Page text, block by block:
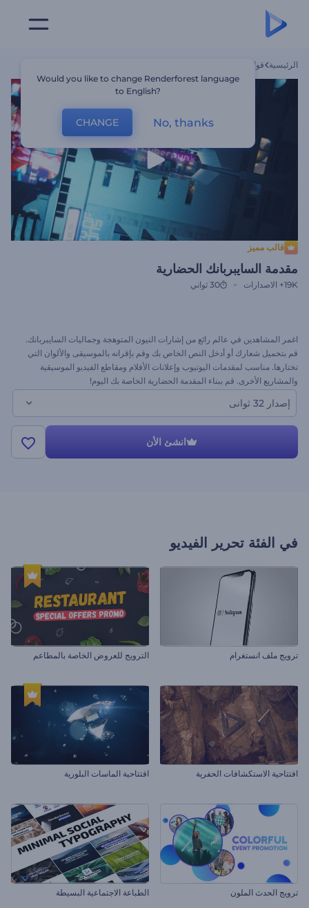
الرئيسية قوالب
قالب مميز
مقدمة السايبربانك الحضارية
19K+ الاصدارات 30 ثواني
اغمر المشاهدين في عالم رائع من إشارات النيون المتوهجة وجماليات السايبربانك.
قم بتحميل شعارك أو أدخل النص الخاص بك وقم بإقرانه بالموسيقى والألوان التي
تختارها. مناسب لمقدمات اليوتيوب وإعلانات الأفلام ومقاطع الفيديو الموسيقية
والمشاريع الأخرى. قم ببناء المقدمة الحضارية الخاصة بك اليوم!
إصدار 32 ثوانى
انشئ الأن
في الفئة تحرير الفيديو
ترويج ملف انستغرام الترويج للعروض الخاصة بالمطاعم
افتتاحية الاستكشافات الحفرية افتتاحية الماسات البلورية
ترويج الحدث الملون الطباعة الاجتماعية البسيطة
Would you like to change Renderforest language
to English?
CHANGE No, thanks